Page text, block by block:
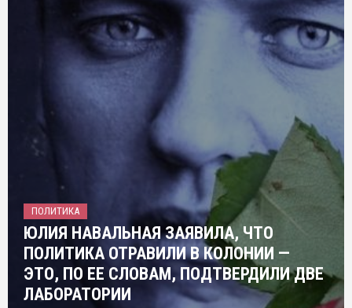
ПОЛИТИКА
ЮЛИЯ НАВАЛЬНАЯ ЗАЯВИЛА, ЧТО
ПОЛИТИКА ОТРАВИЛИ В КОЛОНИИ —
ЭТО, ПО ЕЕ СЛОВАМ, ПОДТВЕРДИЛИ ДВЕ
ЛАБОРАТОРИИ